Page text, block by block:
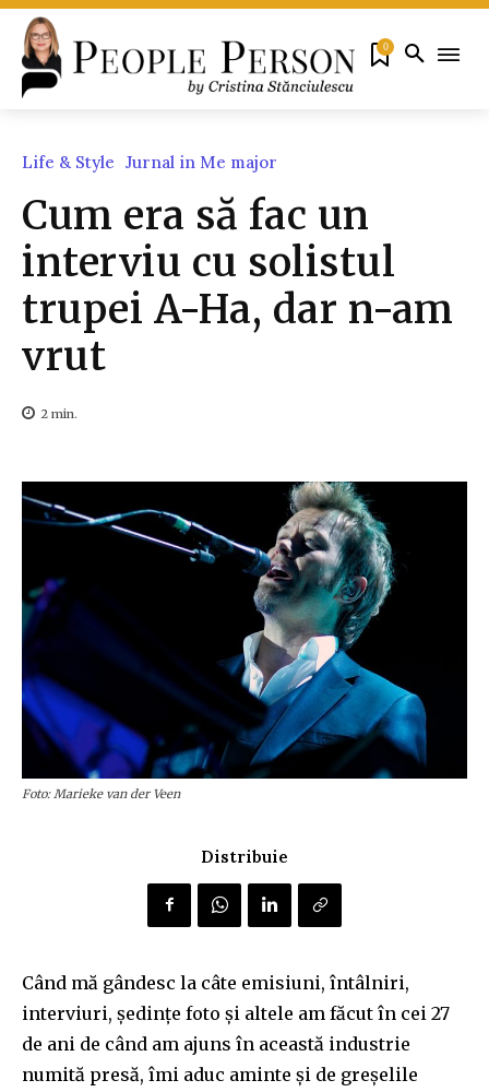
0
Life & Style Jurnal in Me major
Cum era să fac un
interviu cu solistul
trupei A-Ha, dar n-am
vrut
2 min.
Foto: Marieke van der Veen
Distribuie
Când mă gândesc la câte emisiuni, întâlniri,
interviuri, ședințe foto și altele am făcut în cei 27
de ani de când am ajuns în această industrie
numită presă, îmi aduc aminte și de greșelile